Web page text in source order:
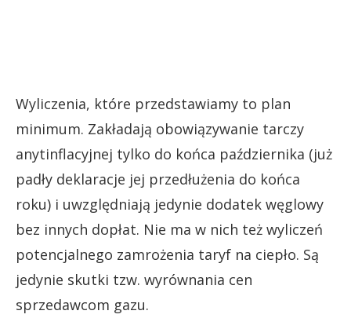
Wyliczenia, które przedstawiamy to plan
minimum. Zakładają obowiązywanie tarczy
anytinflacyjnej tylko do końca października (już
padły deklaracje jej przedłużenia do końca
roku) i uwzględniają jedynie dodatek węglowy
bez innych dopłat. Nie ma w nich też wyliczeń
potencjalnego zamrożenia taryf na ciepło. Są
jedynie skutki tzw. wyrównania cen
sprzedawcom gazu.